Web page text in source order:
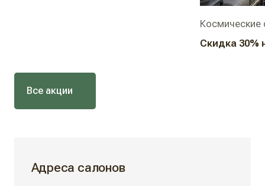
Космические
Скидка 30%
Все акции
Адреса салонов